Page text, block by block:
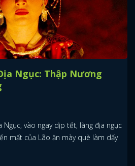
Ngục: Thập Nương
vào ngay dịp tết, làng địa ngục
mất của Lão ăn mày què làm dấy